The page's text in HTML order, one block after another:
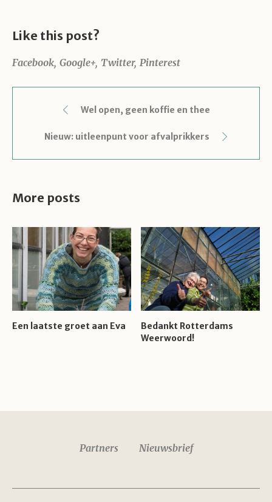
Like this post?
Facebook Google+ Twitter Pinterest
Wel open, geen koffie en thee
Nieuw: uitleenpunt voor afvalprikkers
More posts
Een laatste groet aan Eva
Bedankt Rotterdams
Weerwoord!
Partners Nieuwsbrief